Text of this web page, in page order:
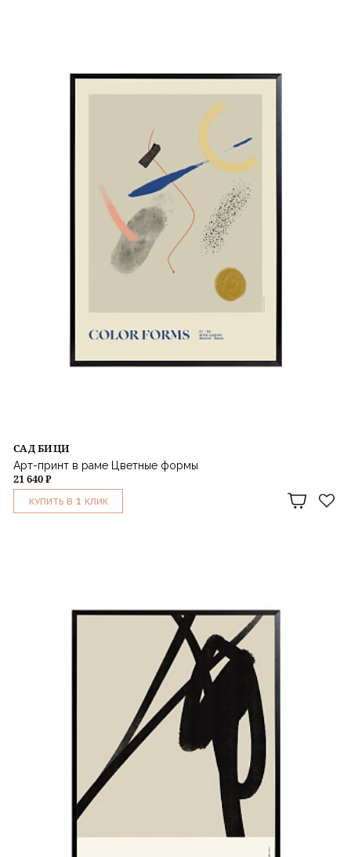
САД БИЦИ
Арт-принт в раме Цветные формы
21 640 ₽
КУПИТЬ В 1 КЛИК